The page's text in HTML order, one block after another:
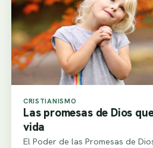
CRISTIANISMO
Las promesas de Dios
vida
El Poder de las Promesas de